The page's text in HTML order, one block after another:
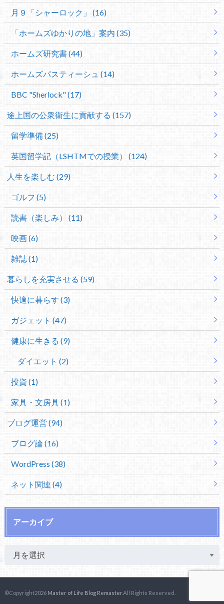
月９「シャーロック」 (16)
「ホームズゆかりの地」案内 (35)
ホームズ研究書 (44)
ホームズパスティーシュ (14)
BBC "Sherlock" (17)
途上国の公衆衛生に貢献する (157)
留学準備 (25)
英国留学記（LSHTMでの授業） (124)
人生を楽しむ (29)
ゴルフ (5)
読書（楽しみ） (11)
映画 (6)
雑誌 (1)
暮らしを充実させる (59)
快適に暮らす (3)
ガジェット (47)
健康に生きる (9)
ダイエット (2)
投資 (1)
家具・文房具 (1)
ブログ運営 (94)
ブログ論 (16)
WordPress (38)
ネット関連 (4)
アーカイブ
©Copyright2026 Master of Life Blog Remaster.All Rights Reserved.